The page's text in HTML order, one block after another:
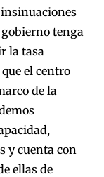
tenga
la tasa
el centro
de la
y cuenta con
ellas de